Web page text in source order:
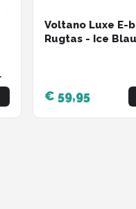
Voltano Luxe E-
Rugtas - Ice
€ 59,95